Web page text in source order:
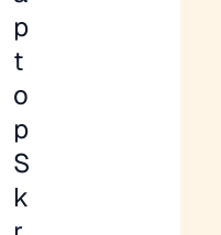
p
t
o
p
S
k